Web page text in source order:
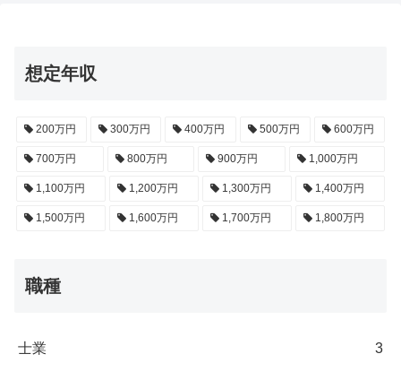
想定年収
200万円 300万円 400万円 500万円 600万円
700万円 800万円 900万円 1,000万円
1,100万円 1,200万円 1,300万円 1,400万円
1,500万円 1,600万円 1,700万円 1,800万円
職種
士業 3